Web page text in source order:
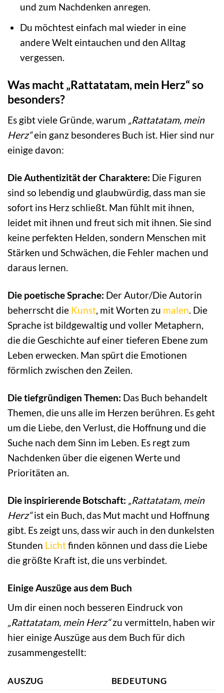
und zum Nachdenken anregen.
Du möchtest einfach mal wieder in eine
andere Welt eintauchen und den Alltag
vergessen.
Was macht „Rattatatam, mein Herz“ so
besonders?
Es gibt viele Gründe, warum „Rattatatam, mein
Herz“ein ganz besonderes Buch ist. Hier sind nur
einige davon:
Die Authentizität der Charaktere: Die Figuren
sind so lebendig und glaubwürdig, dass man sie
sofort ins Herz schließt. Man fühlt mit ihnen,
leidet mit ihnen und freut sich mit ihnen. Sie sind
keine perfekten Helden, sondern Menschen mit
Stärken und Schwächen, die Fehler machen und
daraus lernen.
Die poetische Sprache: Der Autor/Die Autorin
beherrscht die Kunst, mit Worten zu malen. Die
Sprache ist bildgewaltig und voller Metaphern,
die die Geschichte auf einer tieferen Ebene zum
Leben erwecken. Man spürt die Emotionen
förmlich zwischen den Zeilen.
Die tiefgründigen Themen: Das Buch behandelt
Themen, die uns alle im Herzen berühren. Es geht
um die Liebe, den Verlust, die Hoffnung und die
Suche nach dem Sinn im Leben. Es regt zum
Nachdenken über die eigenen Werte und
Prioritäten an.
Die inspirierende Botschaft: „Rattatatam, mein
Herz“ist ein Buch, das Mut macht und Hoffnung
gibt. Es zeigt uns, dass wir auch in den dunkelsten
Stunden Lichtfinden können und dass die Liebe
die größte Kraft ist, die uns verbindet.
Einige Auszüge aus dem Buch
Um dir einen noch besseren Eindruck von
„Rattatatam, mein Herz“zu vermitteln, haben wir
hier einige Auszüge aus dem Buch für dich
zusammengestellt:
AUSZUG BEDEUTUNG